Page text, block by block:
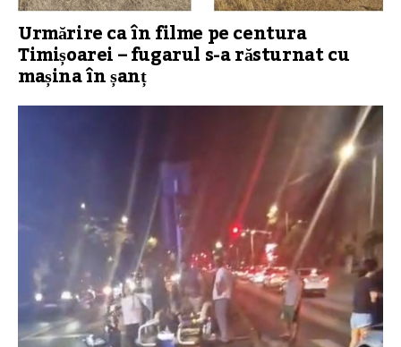
Urmărire ca în filme pe centura
Timișoarei – fugarul s-a răsturnat cu
mașina în șanț